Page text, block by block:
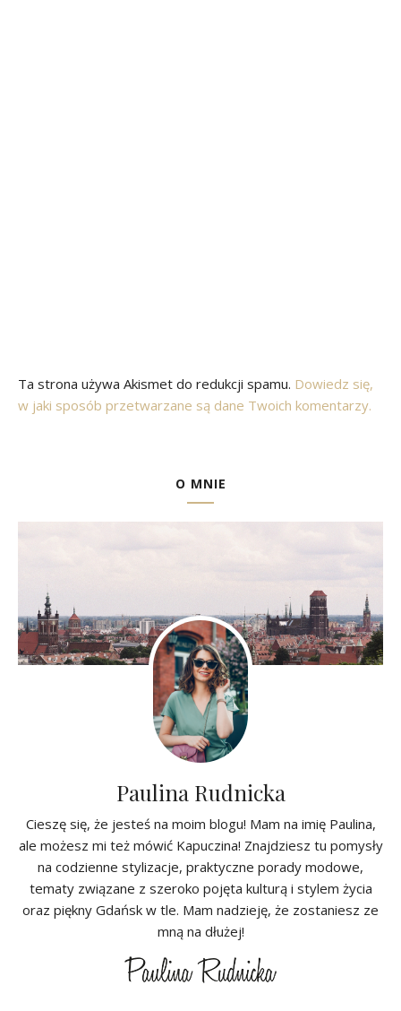
Ta strona używa Akismet do redukcji spamu. Dowiedz się,
w jaki sposób przetwarzane są dane Twoich komentarzy.
O MNIE
Paulina Rudnicka
Cieszę się, że jesteś na moim blogu! Mam na imię Paulina,
ale możesz mi też mówić Kapuczina! Znajdziesz tu pomysły
na codzienne stylizacje, praktyczne porady modowe,
tematy związane z szeroko pojęta kulturą i stylem życia
oraz piękny Gdańsk w tle. Mam nadzieję, że zostaniesz ze
mną na dłużej!